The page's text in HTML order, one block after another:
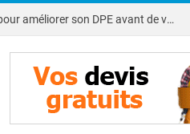
Note DPE : petits travaux à réaliser pour améliorer son DPE avant de vendre